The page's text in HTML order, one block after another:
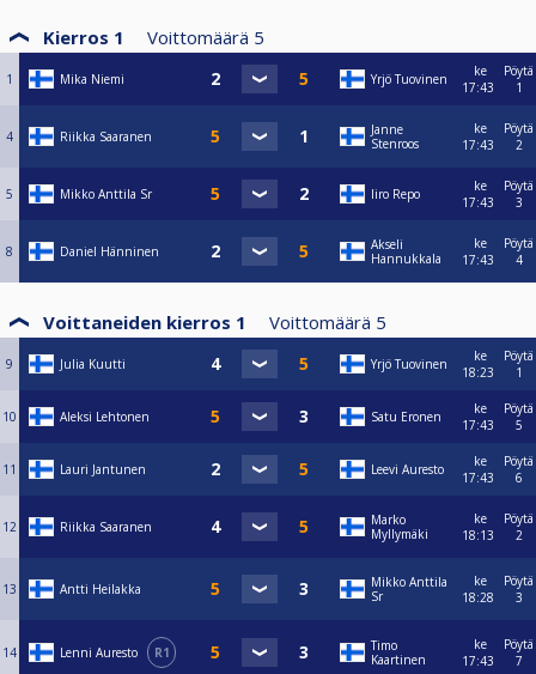
Kierros 1 Voittomäärä 5
1 Mika Niemi Yrjö Tuovinen
ke
17:43
Pöytä
1
4 Riikka Saaranen
Janne
Stenroos
ke
17:43
Pöytä
2
5 Mikko Anttila Sr Iiro Repo
ke
17:43
Pöytä
3
8 Daniel Hänninen
Akseli
Hannukkala
ke
17:43
Pöytä
4
Voittaneiden kierros 1 Voittomäärä 5
9 Julia Kuutti Yrjö Tuovinen
ke
18:23
Pöytä
1
10 Aleksi Lehtonen Satu Eronen
ke
17:43
Pöytä
5
11 Lauri Jantunen Leevi Auresto
ke
17:43
Pöytä
6
12 Riikka Saaranen
Marko
Myllymäki
ke
18:13
Pöytä
2
13 Antti Heilakka
Mikko Anttila
Sr
ke
18:28
Pöytä
3
14 Lenni Auresto R1
Timo
Kaartinen
ke
17:43
Pöytä
7